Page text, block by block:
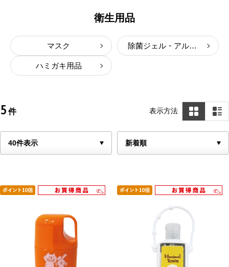
衛生用品
マスク 除菌ジェル・アルコール消毒液
ハミガキ用品
5 件 表示方法